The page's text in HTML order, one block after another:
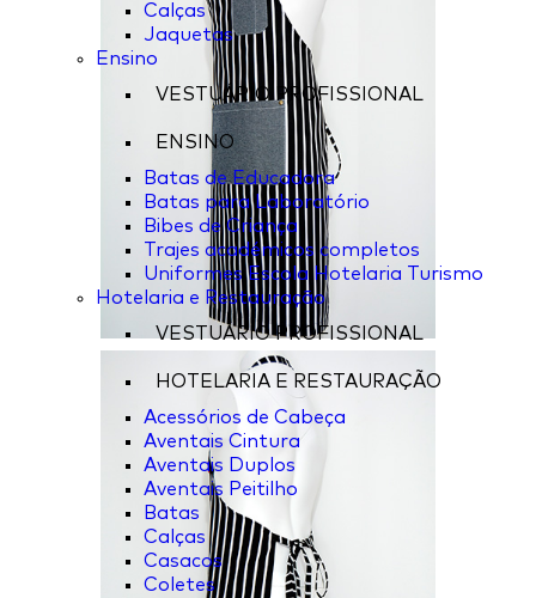
Calças
Jaquetas
Ensino
VESTUÁRIO PROFISSIONAL
ENSINO
Batas de Educadora
Batas para Laboratório
Bibes de Criança
Trajes académicos completos
Uniformes Escola Hotelaria Turismo
Hotelaria e Restauração
VESTUÁRIO PROFISSIONAL
HOTELARIA E RESTAURAÇÃO
Acessórios de Cabeça
Aventais Cintura
Aventais Duplos
Aventais Peitilho
Batas
Calças
Casacos
Coletes